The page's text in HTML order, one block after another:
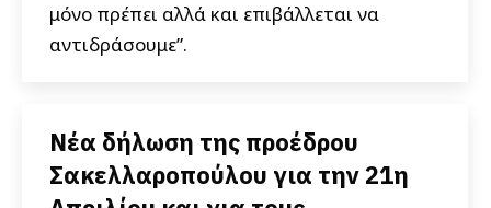
μόνο πρέπει αλλά και επιβάλλεται να
αντιδράσουμε”.
Νέα δήλωση της προέδρου
Σακελλαροπούλου για την 21η